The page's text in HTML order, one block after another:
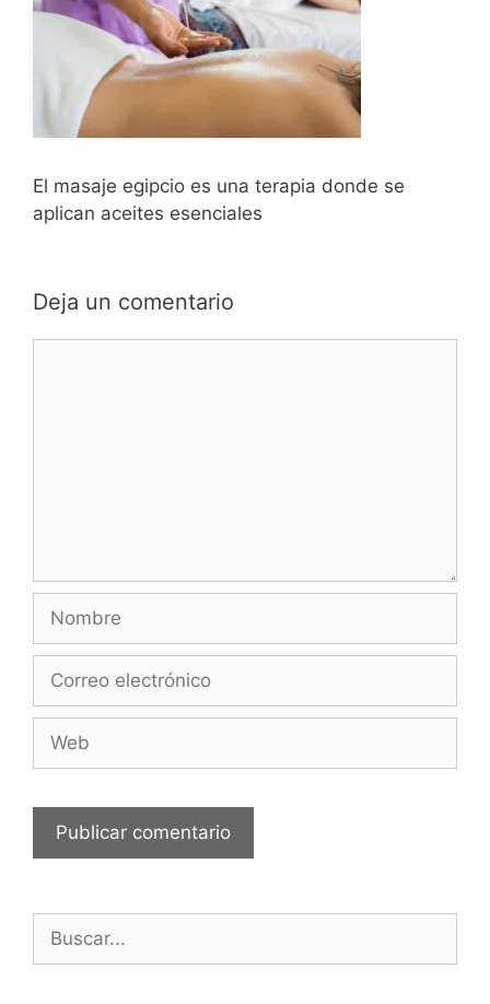
El masaje egipcio es una terapia donde se
aplican aceites esenciales
Deja un comentario